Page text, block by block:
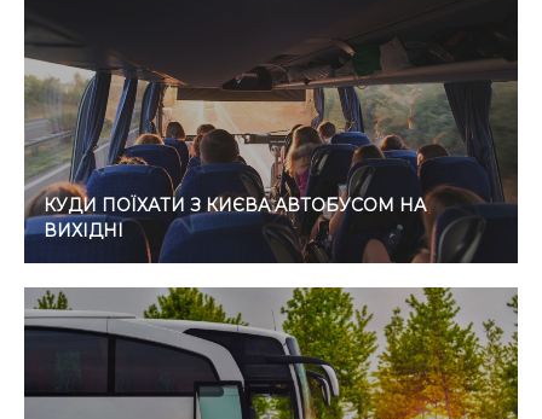
КУДИ ПОЇХАТИ З КИЄВА АВТОБУСОМ НА
ВИХІДНІ